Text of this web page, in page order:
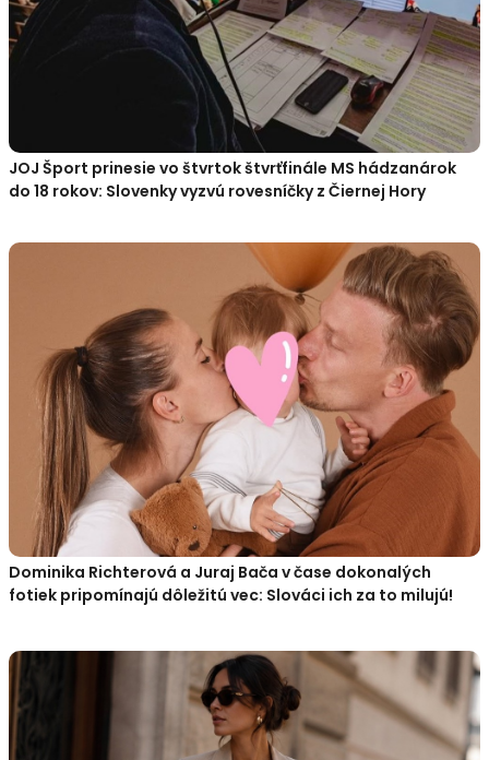
JOJ Šport prinesie vo štvrtok štvrťfinále MS hádzanárok
do 18 rokov: Slovenky vyzvú rovesníčky z Čiernej Hory
Dominika Richterová a Juraj Bača v čase dokonalých
fotiek pripomínajú dôležitú vec: Slováci ich za to milujú!